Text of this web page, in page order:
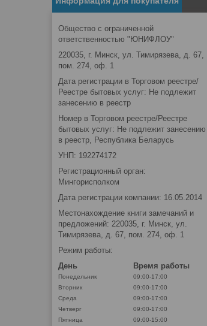
Общество с ограниченной
ответственностью "ЮНИФЛОУ"
220035, г. Минск, ул. Тимирязева, д. 67,
пом. 274, оф. 1
Дата регистрации в Торговом реестре/
Реестре бытовых услуг: Не подлежит
занесению в реестр
Номер в Торговом реестре/Реестре
бытовых услуг: Не подлежит занесению
в реестр, Республика Беларусь
УНП: 192274172
Регистрационный орган:
Мингорисполком
Дата регистрации компании: 16.05.2014
Местонахождение книги замечаний и
предложений: 220035, г. Минск, ул.
Тимирязева, д. 67, пом. 274, оф. 1
Режим работы:
День
Время работы
Понедельник
09:00-17:00
Вторник
09:00-17:00
Среда
09:00-17:00
Четверг
09:00-17:00
Пятница
09:00-15:00